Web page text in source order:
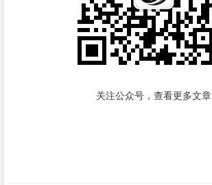
关注公众号，查看更多文章